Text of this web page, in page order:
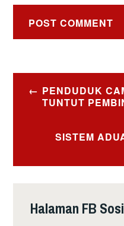
Post
navigation
PENDUDUK
TUNTUT
SISTEM
Halaman FB